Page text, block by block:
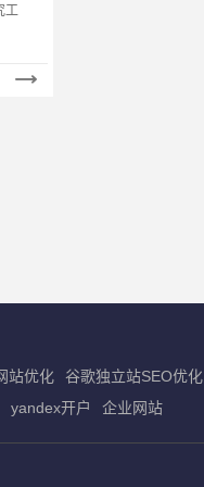
工
站优化 谷歌独立站SEO优化
yandex开户 企业网站